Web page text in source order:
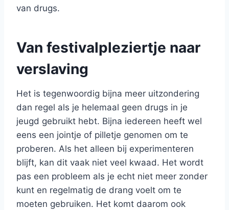
van drugs.
Van festivalpleziertje naar
verslaving
Het is tegenwoordig bijna meer uitzondering
dan regel als je helemaal geen drugs in je
jeugd gebruikt hebt. Bijna iedereen heeft wel
eens een jointje of pilletje genomen om te
proberen. Als het alleen bij experimenteren
blijft, kan dit vaak niet veel kwaad. Het wordt
pas een probleem als je echt niet meer zonder
kunt en regelmatig de drang voelt om te
moeten gebruiken. Het komt daarom ook